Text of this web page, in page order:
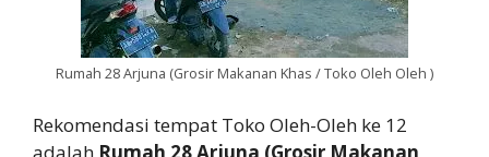
Rumah 28 Arjuna (Grosir Makanan Khas / Toko Oleh Oleh )
Rekomendasi tempat Toko Oleh-Oleh ke 12